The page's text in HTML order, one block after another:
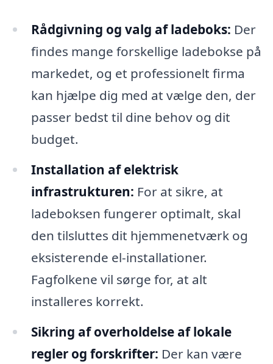
Rådgivning og valg af ladeboks: Der
findes mange forskellige ladebokse på
markedet, og et professionelt firma
kan hjælpe dig med at vælge den, der
passer bedst til dine behov og dit
budget.
Installation af elektrisk
infrastrukturen: For at sikre, at
ladeboksen fungerer optimalt, skal
den tilsluttes dit hjemmenetværk og
eksisterende el-installationer.
Fagfolkene vil sørge for, at alt
installeres korrekt.
Sikring af overholdelse af lokale
regler og forskrifter: Der kan være